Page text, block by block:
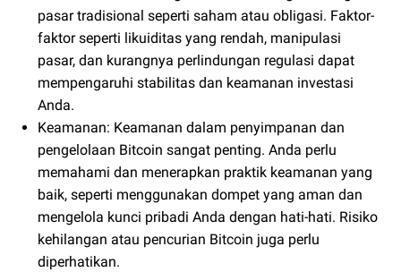
pasar tradisional seperti saham atau obligasi. Faktor-
faktor seperti likuiditas yang rendah, manipulasi
pasar, dan kurangnya perlindungan regulasi dapat
mempengaruhi stabilitas dan keamanan investasi
Anda.
Keamanan: Keamanan dalam penyimpanan dan
pengelolaan Bitcoin sangat penting. Anda perlu
memahami dan menerapkan praktik keamanan yang
baik, seperti menggunakan dompet yang aman dan
mengelola kunci pribadi Anda dengan hati-hati. Risiko
kehilangan atau pencurian Bitcoin juga perlu
diperhatikan.